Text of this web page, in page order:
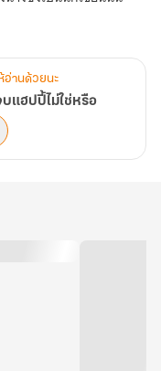
อ่านด้วยนะ
บแฮปปี้ไม่ใช่หรือ